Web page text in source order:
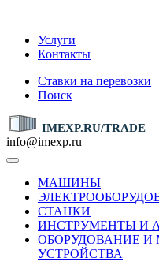
Услуги
Контакты
Ставки на перевозки
Поиск
IMEXP.RU/TRADE
info@imexp.ru
МАШИНЫ
СТАНКИ
ИНСТРУМЕНТЫ И
ОБОРУДОВАНИЕ И
УСТРОЙСТВА